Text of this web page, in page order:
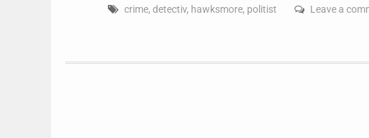
crime, detectiv, hawksmore, politist Leave a